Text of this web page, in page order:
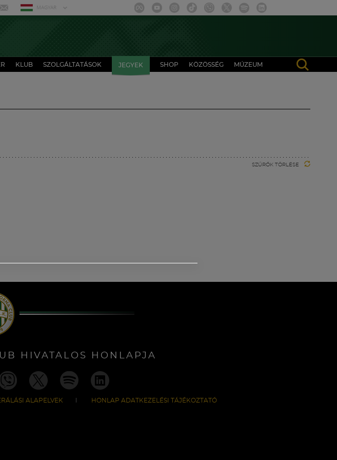
MAGYAR
KLUB SZOLGÁLTATÁSOK JEGYEK SHOP KÖZÖSSÉG MÚZEUM
SZŰRŐK TÖRLÉSE
HIVATALOS HONLAPJA
ALAPELVEK HONLAP ADATKEZELÉSI TÁJÉKOZTATÓ